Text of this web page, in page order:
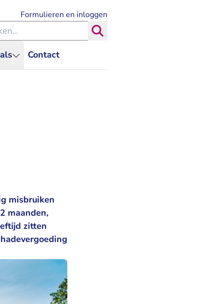
Contact
Formulieren en inloggen
de Rechtspraak
misbruiken
maanden,
zitten